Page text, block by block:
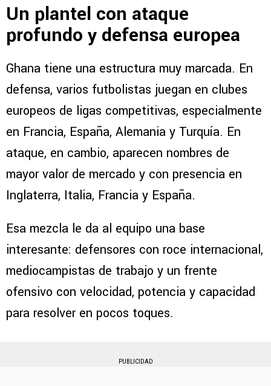
Un plantel con ataque
profundo y defensa europea
Ghana tiene una estructura muy marcada. En
defensa, varios futbolistas juegan en clubes
europeos de ligas competitivas, especialmente
en Francia, España, Alemania y Turquía. En
ataque, en cambio, aparecen nombres de
mayor valor de mercado y con presencia en
Inglaterra, Italia, Francia y España.
Esa mezcla le da al equipo una base
interesante: defensores con roce internacional,
mediocampistas de trabajo y un frente
ofensivo con velocidad, potencia y capacidad
para resolver en pocos toques.
PUBLICIDAD